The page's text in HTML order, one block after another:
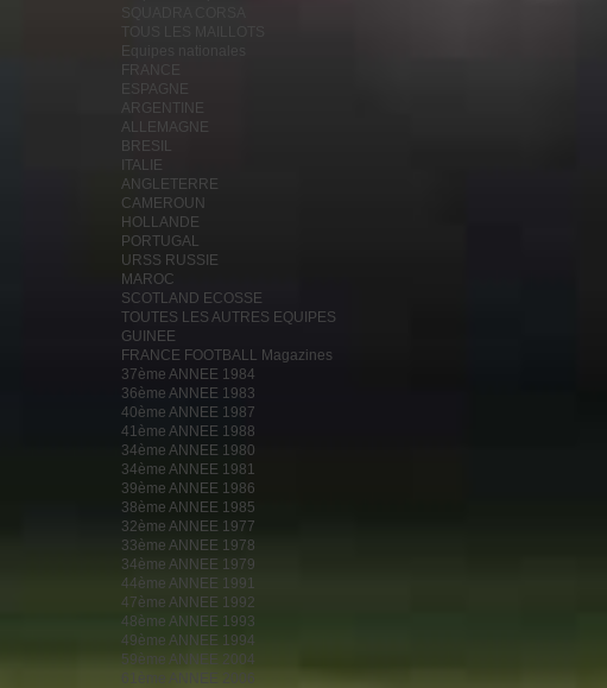
TOUS LES MAILLOTS
Equipes nationales
FRANCE
ESPAGNE
ARGENTINE
ALLEMAGNE
BRESIL
ITALIE
ANGLETERRE
CAMEROUN
HOLLANDE
PORTUGAL
URSS RUSSIE
MAROC
SCOTLAND ECOSSE
TOUTES LES AUTRES EQUIPES
GUINEE
FRANCE FOOTBALL Magazines
37ème ANNEE 1984
36ème ANNEE 1983
40ème ANNEE 1987
41ème ANNEE 1988
34ème ANNEE 1980
34ème ANNEE 1981
39ème ANNEE 1986
38ème ANNEE 1985
32ème ANNEE 1977
33ème ANNEE 1978
34ème ANNEE 1979
44ème ANNEE 1991
47ème ANNEE 1992
48ème ANNEE 1993
49ème ANNEE 1994
59ème ANNEE 2004
61ème ANNEE 2006